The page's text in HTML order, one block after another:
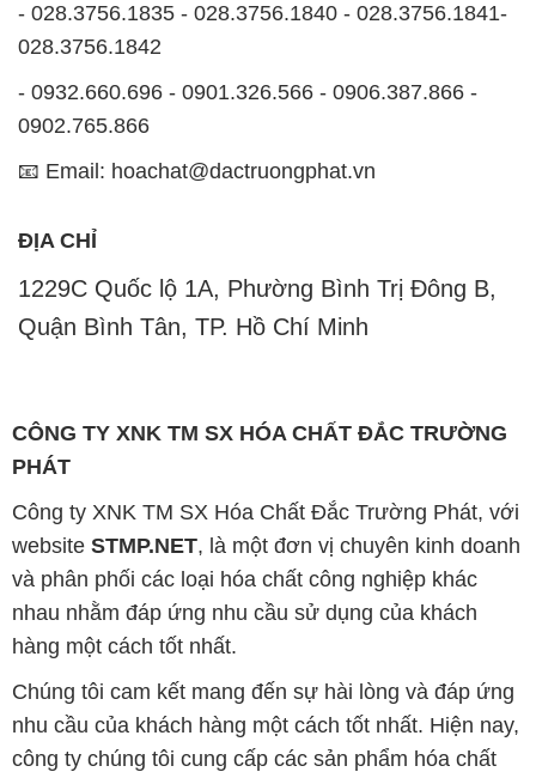
- 028.3756.1835 - 028.3756.1840 - 028.3756.1841-
028.3756.1842
- 0932.660.696 - 0901.326.566 - 0906.387.866 -
0902.765.866
📧 Email: hoachat@dactruongphat.vn
ĐỊA CHỈ
1229C Quốc lộ 1A, Phường Bình Trị Đông B,
Quận Bình Tân, TP. Hồ Chí Minh
CÔNG TY XNK TM SX HÓA CHẤT ĐẮC TRƯỜNG
PHÁT
Công ty XNK TM SX Hóa Chất Đắc Trường Phát, với
website STMP.NET, là một đơn vị chuyên kinh doanh
và phân phối các loại hóa chất công nghiệp khác
nhau nhằm đáp ứng nhu cầu sử dụng của khách
hàng một cách tốt nhất.
Chúng tôi cam kết mang đến sự hài lòng và đáp ứng
nhu cầu của khách hàng một cách tốt nhất. Hiện nay,
công ty chúng tôi cung cấp các sản phẩm hóa chất